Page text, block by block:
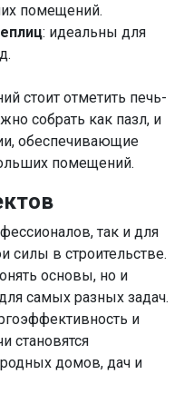
помещений.
: идеальны для
стоит отметить печь-
собрать как пазл, и
обеспечивающие
помещений.
так и для
силы в строительстве.
основы, но и
самых разных задач.
и
становятся
домов, дач и